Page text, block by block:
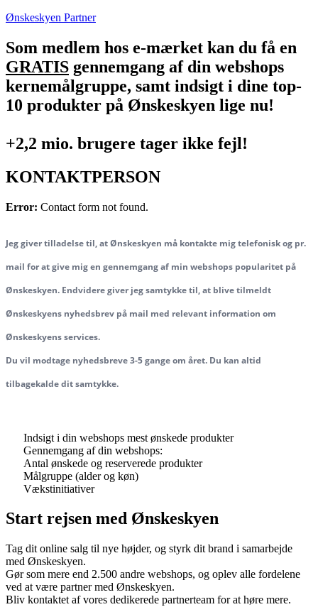
Ønskeskyen Partner
Som medlem hos e-mærket kan du få en
GRATIS gennemgang af din webshops
kernemålgruppe, samt indsigt i dine top-
10 produkter på Ønskeskyen lige nu!
+2,2 mio. brugere tager ikke fejl!
KONTAKTPERSON
Error: Contact form not found.
Jeg giver tilladelse til, at Ønskeskyen må kontakte mig telefonisk og pr.
mail for at give mig en gennemgang af min webshops popularitet på
Ønskeskyen. Endvidere giver jeg samtykke til, at blive tilmeldt
Ønskeskyens nyhedsbrev på mail med relevant information om
Ønskeskyens services.
Du vil modtage nyhedsbreve 3-5 gange om året. Du kan altid
tilbagekalde dit samtykke.
Indsigt i din webshops mest ønskede produkter
Gennemgang af din webshops:
Antal ønskede og reserverede produkter
Målgruppe (alder og køn)
Vækstinitiativer
Start rejsen med Ønskeskyen
Tag dit online salg til nye højder, og styrk dit brand i samarbejde
med Ønskeskyen.
Gør som mere end 2.500 andre webshops, og oplev alle fordelene
ved at være partner med Ønskeskyen.
Bliv kontaktet af vores dedikerede partnerteam for at høre mere.